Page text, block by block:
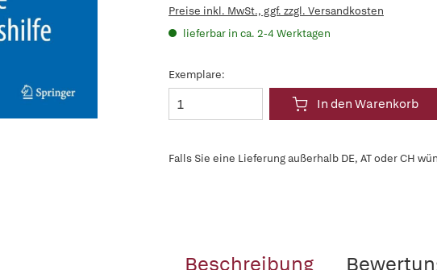
Preise inkl. MwSt., ggf. zzgl. Versandkosten
lieferbar in ca. 2-4 Werktagen
Exemplare:
In den Warenkorb
Falls Sie eine Lieferung außerhalb DE, AT oder CH
Beschreibung